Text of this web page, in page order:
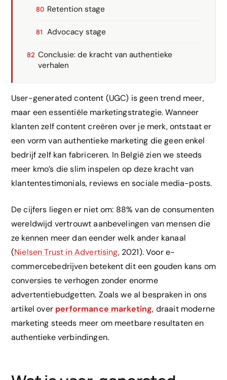
Retention stage
Advocacy stage
Conclusie: de kracht van authentieke
verhalen
User-generated content (UGC) is geen trend meer,
maar een essentiële marketingstrategie. Wanneer
klanten zelf content creëren over je merk, ontstaat er
een vorm van authentieke marketing die geen enkel
bedrijf zelf kan fabriceren. In België zien we steeds
meer kmo’s die slim inspelen op deze kracht van
klantentestimonials, reviews en sociale media-posts.
De cijfers liegen er niet om: 88% van de consumenten
wereldwijd vertrouwt aanbevelingen van mensen die
ze kennen meer dan eender welk ander kanaal
(Nielsen Trust in Advertising, 2021). Voor e-
commercebedrijven betekent dit een gouden kans om
conversies te verhogen zonder enorme
advertentiebudgetten. Zoals we al bespraken in ons
artikel over performance marketing, draait moderne
marketing steeds meer om meetbare resultaten en
authentieke verbindingen.